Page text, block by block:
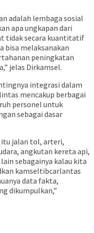
adalah lembaga sosial
apa ungkapan dari
tidak secara kuantitatif
bisa melaksanakan
peningkatan
jelas Dirkamsel.
integrasi dalam
mencakup berbagai
personel untuk
sebagai dasar
jalan tol, arteri,
angkutan kereta api,
sebagainya kalau kita
kamseltibcarlantas
data fakta,
dikumpulkan,”